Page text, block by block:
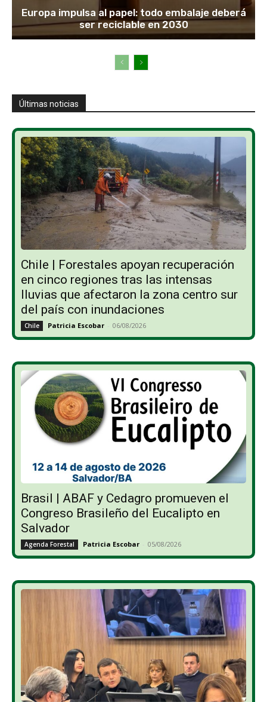
Europa impulsa al papel: todo embalaje deberá
ser reciclable en 2030
Últimas noticias
Chile | Forestales apoyan recuperación
en cinco regiones tras las intensas
lluvias que afectaron la zona centro sur
del país con inundaciones
Chile Patricia Escobar - 06/08/2026
Brasil | ABAF y Cedagro promueven el
Congreso Brasileño del Eucalipto en
Salvador
Agenda Forestal Patricia Escobar - 05/08/2026